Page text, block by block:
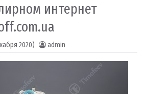
интернет
2020) admin